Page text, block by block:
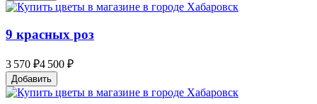
9 красных роз
3 570 ₽4 500 ₽
Добавить